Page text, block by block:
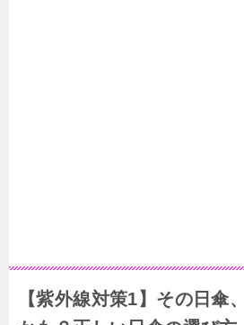
【紫外線対策1】その日傘